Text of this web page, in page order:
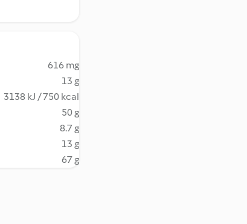
616 mg
13 g
3138 kJ / 750 kcal
50 g
8.7 g
13 g
67 g